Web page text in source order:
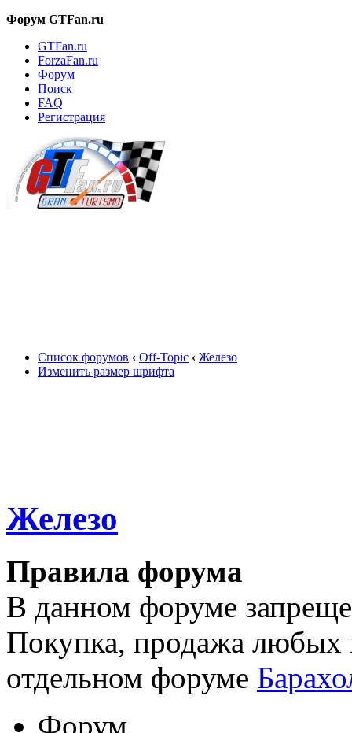
Форум GTFan.ru
GTFan.ru
ForzaFan.ru
Форум
Поиск
FAQ
Регистрация
Список форумов ‹ Off-Topic ‹ Железо
Изменить размер шрифта
Железо
Правила форума
В данном форуме
Покупка, продажа любых
отдельном форуме
Форум